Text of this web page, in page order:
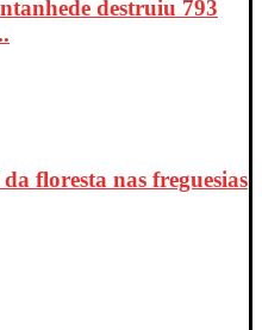
destruiu 793
floresta nas freguesias